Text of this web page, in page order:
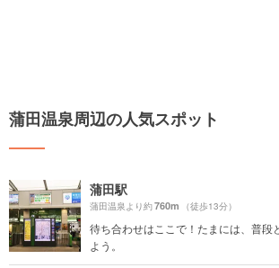
蒲田温泉周辺の人気スポット
蒲田駅
蒲田温泉より約760m （徒歩13分）
待ち合わせはここで！たまには、普段
よう。